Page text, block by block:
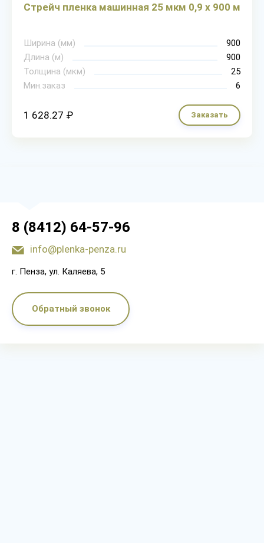
Стрейч пленка машинная 25 мкм 0,9 х 900 м
Ширина (мм)
900
Длина (м)
900
Толщина (мкм)
25
Мин.заказ
6
1 628.27 ₽ Заказать
8 (8412) 64-57-96
info@plenka-penza.ru
г. Пенза, ул. Каляева, 5
Обратный звонок